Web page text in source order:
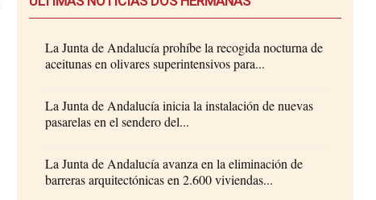
La Junta de Andalucía prohíbe la recogida nocturna de
aceitunas en olivares superintensivos para...
La Junta de Andalucía inicia la instalación de nuevas
pasarelas en el sendero del...
La Junta de Andalucía avanza en la eliminación de
barreras arquitectónicas en 2.600 viviendas...